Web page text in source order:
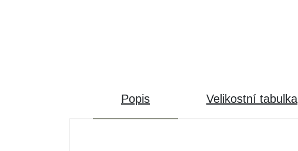
Popis Velikostní tabulka